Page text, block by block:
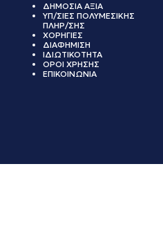
ΔΗΜΟΣΙΑ ΑΞΙΑ
ΥΠ/ΣΙΕΣ ΠΟΛΥΜΕΣΙΚΗΣ
ΠΛΗΡ/ΣΗΣ
ΧΟΡΗΓΙΕΣ
ΔΙΑΦΗΜΙΣΗ
ΙΔΙΩΤΙΚΟΤΗΤΑ
ΟΡΟΙ ΧΡΗΣΗΣ
ΕΠΙΚΟΙΝΩΝΙΑ